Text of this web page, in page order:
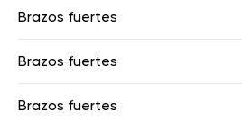
Brazos fuertes
Brazos fuertes
Brazos fuertes